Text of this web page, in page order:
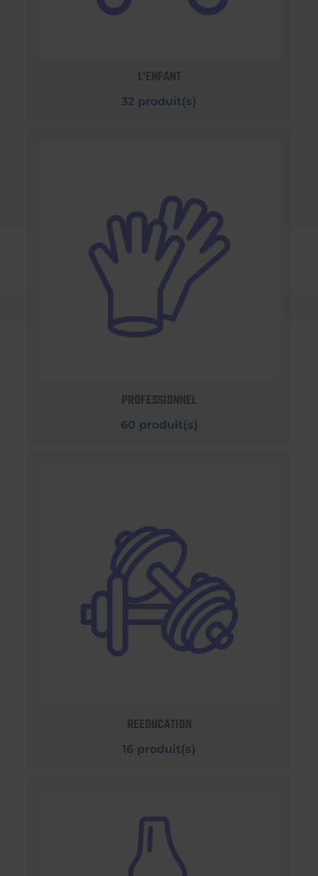
L'ENFANT
32 produit(s)
PROFESSIONNEL
60 produit(s)
REEDUCATION
16 produit(s)